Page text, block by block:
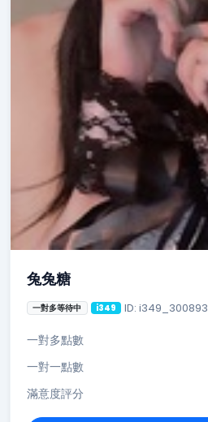
兔兔糖
一對多等待中 i349 ID: i349_300893
一對多點數
一對一點數
滿意度評分